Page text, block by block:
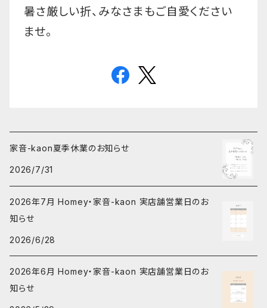
暑さ厳しい折、みなさまもご自愛ください
ませ。
家音-kaon夏季休業のお知らせ
2026/7/31
2026年7月 Homey・家音-kaon 実店舗営業日のお
知らせ
2026/6/28
2026年6月 Homey・家音-kaon 実店舗営業日のお
知らせ